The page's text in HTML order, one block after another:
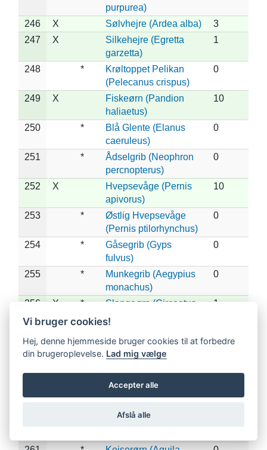
purpurea)
246 X Sølvhejre (Ardea alba)
3
247
X
Silkehejre (Egretta
garzetta)
1
248 *
Krøltoppet Pelikan
(Pelecanus crispus)
0
249 X
Fiskeørn (Pandion
haliaetus)
10
250 *
Blå Glente (Elanus
caeruleus)
0
251 *
Ådselgrib (Neophron
percnopterus)
0
252 X
Hvepsevåge (Pernis
apivorus)
10
253 *
Østlig Hvepsevåge
(Pernis ptilorhynchus)
0
254 *
Gåsegrib (Gyps
fulvus)
0
255 *
Munkegrib (Aegypius
monachus)
0
256 X *
Slangeørn (Circaetus
gallicus)
1
(Clanga pomarina)
Stor Skrigeørn
(Clanga clanga)
Dværgørn (Hieraaetus
Steppeørn (Aquila
Vi bruger cookies!
Hej, denne hjemmeside bruger cookies til at forbedre
din brugeroplevelse. Lad mig vælge
Accepter alle
Afslå alle